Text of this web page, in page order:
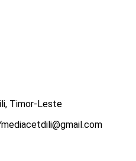
Timor-Leste
mediacetdili@gmail.com